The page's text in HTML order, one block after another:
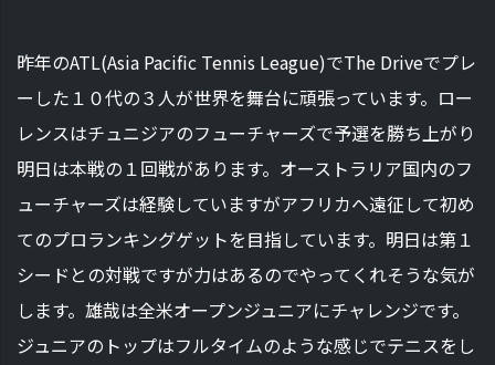
昨年のATL(Asia Pacific Tennis League)でThe Driveでプレ
ーした１０代の３人が世界を舞台に頑張っています。ロー
レンスはチュニジアのフューチャーズで予選を勝ち上がり
明日は本戦の１回戦があります。オーストラリア国内のフ
ューチャーズは経験していますがアフリカへ遠征して初め
てのプロランキングゲットを目指しています。明日は第１
シードとの対戦ですが力はあるのでやってくれそうな気が
します。雄哉は全米オープンジュニアにチャレンジです。
ジュニアのトップはフルタイムのような感じでテニスをし